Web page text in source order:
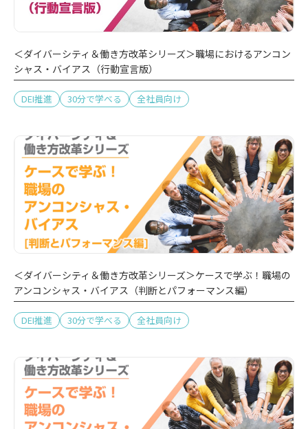
＜ダイバーシティ＆働き方改革シリーズ＞職場におけるアンコン
シャス・バイアス（行動宣言版）
DEI推進 30分で学べる 全社員向け
＜ダイバーシティ＆働き方改革シリーズ＞ケースで学ぶ！職場の
アンコンシャス・バイアス（判断とパフォーマンス編）
DEI推進 30分で学べる 全社員向け